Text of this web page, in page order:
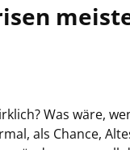
Was wäre,
als Chance,